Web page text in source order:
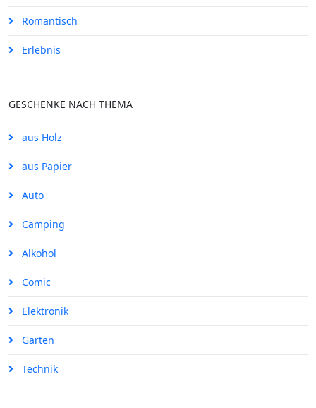
Romantisch
Erlebnis
GESCHENKE NACH THEMA
aus Holz
aus Papier
Auto
Camping
Alkohol
Comic
Elektronik
Garten
Technik